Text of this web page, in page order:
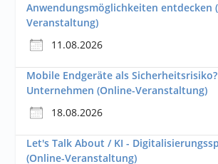
Anwendungsmöglichkeiten entdecken
Veranstaltung)
11.08.2026
Mobile Endgeräte als
Unternehmen (Online-Veranstaltung)
18.08.2026
Let's Talk About / KI -
(Online-Veranstaltung)